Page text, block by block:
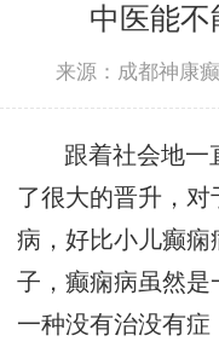
中医能
来源：成都神康
跟着社会地一
了很大的晋升，
病，好比小儿癫
子，癫痫病虽然是
一种没有治没有